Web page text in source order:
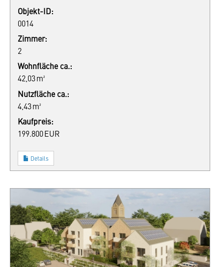
Objekt-ID:
0014
Zimmer:
2
Wohnfläche ca.:
42,03 m²
Nutzfläche ca.:
4,43 m²
Kaufpreis:
199.800 EUR
Details